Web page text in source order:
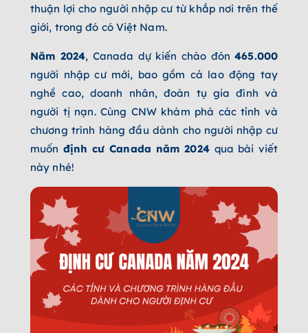
thuận lợi cho người nhập cư từ khắp nơi trên thế
giới, trong đó có Việt Nam.
Năm 2024, Canada dự kiến chào đón465.000
người nhập cư mới, bao gồm cả lao động tay
nghề cao, doanh nhân, đoàn tụ gia đình và
người tị nạn. Cùng CNW khám phá các tỉnh và
chương trình hàng đầu dành cho người nhập cư
muốn định cư Canada năm 2024 qua bài viết
này nhé!